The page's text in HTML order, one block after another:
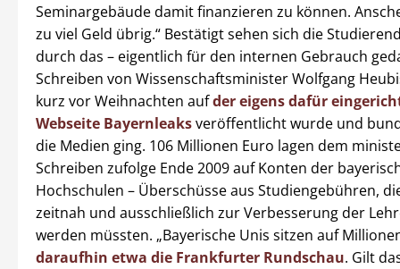
Seminargebäude damit finanzieren zu können.
zu viel Geld übrig.“ Bestätigt sehen sich die
durch das – eigentlich für den internen Gebrauch
Schreiben von Wissenschaftsminister Wolfgang
kurz vor Weihnachten aufder eigens dafür
Webseite Bayernleaksveröffentlicht wurde und
die Medien ging. 106 Millionen Euro lagen dem
Schreiben zufolge Ende 2009 auf Konten der
Hochschulen – Überschüsse aus Studiengebühren,
zeitnah und ausschließlich zur Verbesserung der
werden müssten. „Bayerische Unis sitzen auf
daraufhin etwa die Frankfurter Rundschau. Gilt